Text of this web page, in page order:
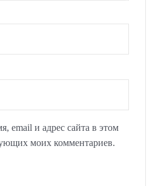
email и адрес сайта в этом
моих комментариев.